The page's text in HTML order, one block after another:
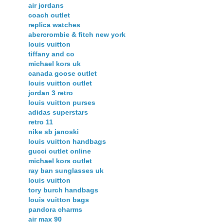
air jordans
coach outlet
replica watches
abercrombie & fitch new york
louis vuitton
tiffany and co
michael kors uk
canada goose outlet
louis vuitton outlet
jordan 3 retro
louis vuitton purses
adidas superstars
retro 11
nike sb janoski
louis vuitton handbags
gucci outlet online
michael kors outlet
ray ban sunglasses uk
louis vuitton
tory burch handbags
louis vuitton bags
pandora charms
air max 90